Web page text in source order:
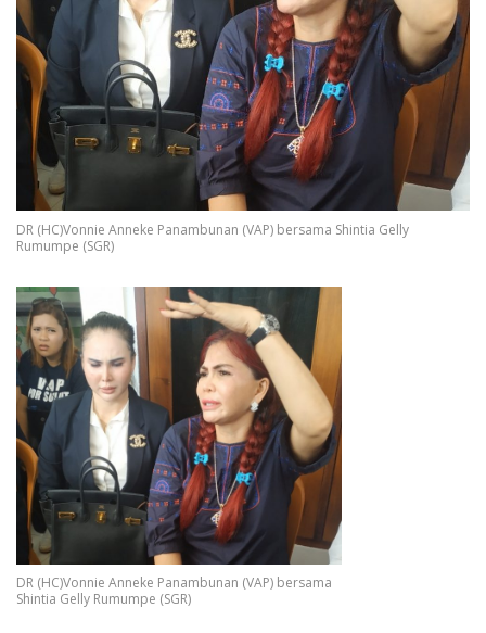
DR (HC)Vonnie Anneke Panambunan (VAP) bersama Shintia Gelly
Rumumpe (SGR)
DR (HC)Vonnie Anneke Panambunan (VAP) bersama
Shintia Gelly Rumumpe (SGR)